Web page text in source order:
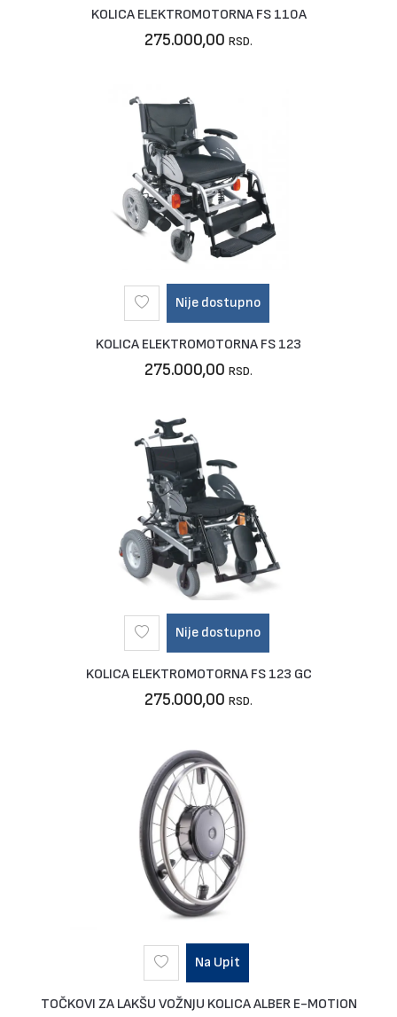
KOLICA ELEKTROMOTORNA FS 110A
275.000,00 RSD.
Nije dostupno
KOLICA ELEKTROMOTORNA FS 123
275.000,00 RSD.
Nije dostupno
KOLICA ELEKTROMOTORNA FS 123 GC
275.000,00 RSD.
Na Upit
TOČKOVI ZA LAKŠU VOŽNJU KOLICA ALBER E-MOTION